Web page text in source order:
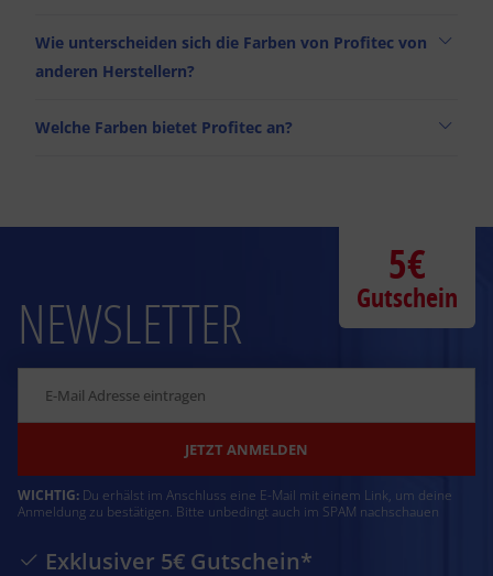
Wie unterscheiden sich die Farben von Profitec von
anderen Herstellern?
Welche Farben bietet Profitec an?
NEWSLETTER
JETZT ANMELDEN
WICHTIG: Du erhälst im Anschluss eine E-Mail mit einem Link, um deine
Anmeldung zu bestätigen. Bitte unbedingt auch im SPAM nachschauen
Exklusiver 5€ Gutschein*
5€
Gutschein